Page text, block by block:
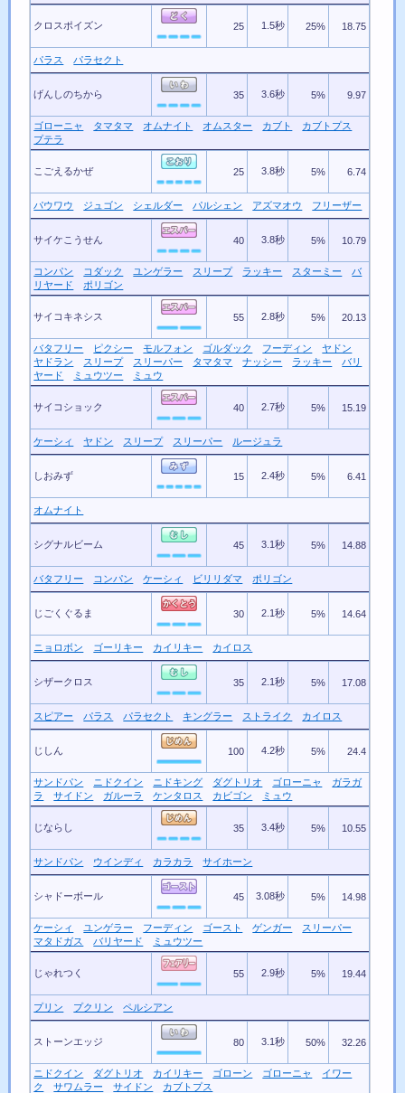
クロスポイズン 25 1.5秒 25% 18.75
パラス パラセクト
げんしのちから 35 3.6秒 5% 9.97
ゴローニャ タマタマ オムナイト オムスター カブト
カブトプス
プテラ
こごえるかぜ 25 3.8秒 5% 6.74
パウワウ ジュゴン シェルダー パルシェン アズマオウ フリーザー
サイケこうせん 40 3.8秒 5% 10.79
コンパン コダック ユンゲラー スリープ ラッキー スターミー
バ
リヤード
ポリゴン
サイコキネシス 55 2.8秒 5% 20.13
バタフリー ピクシー モルフォン ゴルダック フーディン
ヤドン
ヤドラン
スリープ スリーパー タマタマ ナッシー ラッキー
バリ
ヤード
ミュウツー ミュウ
サイコショック 40 2.7秒 5% 15.19
ケーシィ ヤドン スリープ スリーパー ルージュラ
しおみず 15 2.4秒 5% 6.41
オムナイト
シグナルビーム 45 3.1秒 5% 14.88
バタフリー コンパン ケーシィ ビリリダマ ポリゴン
じごくぐるま 30 2.1秒 5% 14.64
ニョロボン ゴーリキー カイリキー カイロス
シザークロス 35 2.1秒 5% 17.08
スピアー パラス パラセクト キングラー ストライク カイロス
じしん 100 4.2秒 5% 24.4
サンドパン ニドクイン ニドキング ダグトリオ ゴローニャ
ガラガ
ラ
サイドン ガルーラ ケンタロス カビゴン ミュウ
じならし 35 3.4秒 5% 10.55
サンドパン ウインディ カラカラ サイホーン
シャドーボール 45 3.08秒 5% 14.98
ケーシィ ユンゲラー フーディン ゴースト ゲンガー
スリーパー
マタドガス
バリヤード ミュウツー
じゃれつく 55 2.9秒 5% 19.44
プリン プクリン ペルシアン
ストーンエッジ 80 3.1秒 50% 32.26
ニドクイン ダグトリオ カイリキー ゴローン ゴローニャ
イワー
ク
サワムラー サイドン カブトプス